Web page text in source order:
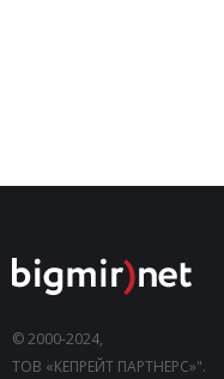
© 2000-2024,
ТОВ «КЕПРЕЙТ ПАРТНЕРС»".